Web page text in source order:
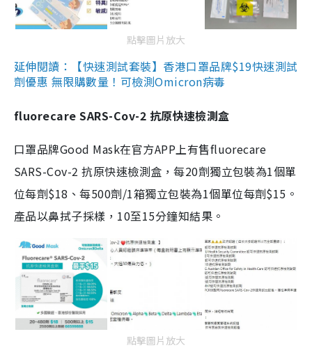
點擊圖片放大
延伸閱讀：【快速測試套裝】香港口罩品牌$19快速測試
劑優惠 無限購數量！可檢測Omicron病毒
fluorecare SARS-Cov-2 抗原快速檢測盒
口罩品牌Good Mask在官方APP上有售fluorecare
SARS-Cov-2 抗原快速檢測盒，每20劑獨立包裝為1個單
位每劑$18、每500劑/1箱獨立包裝為1個單位每劑$15。
產品以鼻拭子採樣，10至15分鐘知結果。
點擊圖片放大